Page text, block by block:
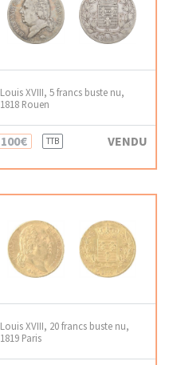
Louis XVIII, 5 francs buste nu,
1818 Rouen
100€ TTB VENDU
Louis XVIII, 20 francs buste nu,
1819 Paris